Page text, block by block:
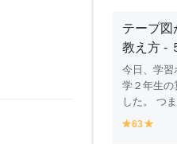
テープ図
教え方 -
今日、学習
学２年生の
した。 つ
y
63